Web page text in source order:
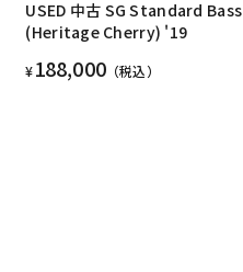
USED 中古 SG Standard Bass
(Heritage Cherry) '19
¥188,000 （税込）